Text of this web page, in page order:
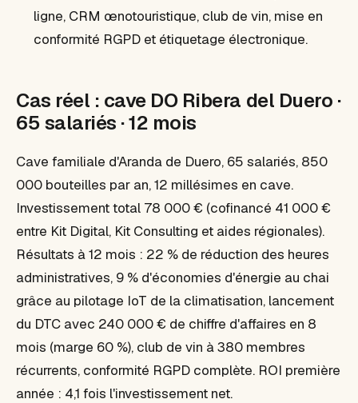
ligne, CRM œnotouristique, club de vin, mise en
conformité RGPD et étiquetage électronique.
Cas réel : cave DO Ribera del Duero ·
65 salariés · 12 mois
Cave familiale d'Aranda de Duero, 65 salariés, 850
000 bouteilles par an, 12 millésimes en cave.
Investissement total 78 000 € (cofinancé 41 000 €
entre Kit Digital, Kit Consulting et aides régionales).
Résultats à 12 mois : 22 % de réduction des heures
administratives, 9 % d'économies d'énergie au chai
grâce au pilotage IoT de la climatisation, lancement
du DTC avec 240 000 € de chiffre d'affaires en 8
mois (marge 60 %), club de vin à 380 membres
récurrents, conformité RGPD complète. ROI première
année : 4,1 fois l'investissement net.